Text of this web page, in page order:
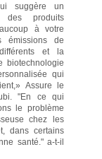
suggère un
des produits
à votre
de
et la
biotechnologie
qui
Assure le
"En ce qui
le problème
chez les
dans certains
santé." a-t-il